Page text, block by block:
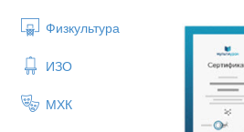
Физкультура
ИЗО
МХК